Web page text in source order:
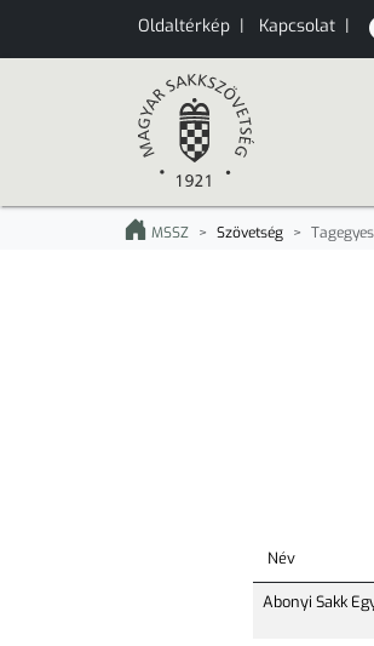
Oldaltérkép | Kapcsolat |
MSSZ Szövetség
Név
Abonyi Sakk